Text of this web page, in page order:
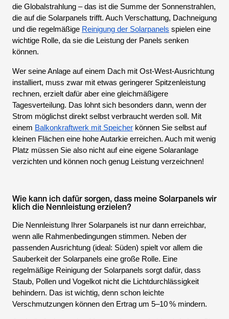
die Globalstrahlung – das ist die Summe der Sonnenstrahlen,
die auf die Solarpanels trifft. Auch Verschattung, Dachneigung
und die regelmäßige Reinigung der Solarpanels spielen eine
wichtige Rolle, da sie die Leistung der Panels senken
können.
Wer seine Anlage auf einem Dach mit Ost-West-Ausrichtung
installiert, muss zwar mit etwas geringerer Spitzenleistung
rechnen, erzielt dafür aber eine gleichmäßigere
Tagesverteilung. Das lohnt sich besonders dann, wenn der
Strom möglichst direkt selbst verbraucht werden soll. Mit
einem Balkonkraftwerk mit Speicher können Sie selbst auf
kleinen Flächen eine hohe Autarkie erreichen. Auch mit wenig
Platz müssen Sie also nicht auf eine eigene Solaranlage
verzichten und können noch genug Leistung verzeichnen!
Wie kann ich dafür sorgen, dass meine Solarpanels wir
klich die Nennleistung erzielen?
Die Nennleistung Ihrer Solarpanels ist nur dann erreichbar,
wenn alle Rahmenbedingungen stimmen. Neben der
passenden Ausrichtung (ideal: Süden) spielt vor allem die
Sauberkeit der Solarpanels eine große Rolle. Eine
regelmäßige Reinigung der Solarpanels sorgt dafür, dass
Staub, Pollen und Vogelkot nicht die Lichtdurchlässigkeit
behindern. Das ist wichtig, denn schon leichte
Verschmutzungen können den Ertrag um 5–10 % mindern.